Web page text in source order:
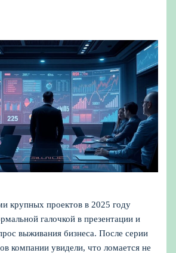
крупных проектов в 2025 году
галочкой в презентации и
выживания бизнеса. После серии
компании увидели, что ломается не